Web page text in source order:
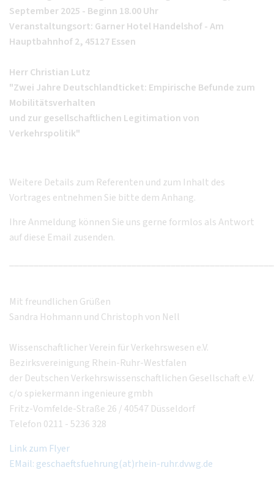
September 2025 - Beginn 18.00 Uhr
Veranstaltungsort: Garner Hotel Handelshof - Am
Hauptbahnhof 2, 45127 Essen
Herr Christian Lutz
"Zwei Jahre Deutschlandticket: Empirische Befunde zum
Mobilitätsverhalten
und zur gesellschaftlichen Legitimation von
Verkehrspolitik"
Weitere Details zum Referenten und zum Inhalt des
Vortrages entnehmen Sie bitte dem Anhang.
Ihre Anmeldung können Sie uns gerne formlos als Antwort
auf diese Email zusenden.
Mit freundlichen Grüßen
Sandra Hohmann und Christoph von Nell
Wissenschaftlicher Verein für Verkehrswesen e.V.
Bezirksvereinigung Rhein-Ruhr-Westfalen
der Deutschen Verkehrswissenschaftlichen Gesellschaft e.V.
c/o spiekermann ingenieure gmbh
Fritz-Vomfelde-Straße 26 / 40547 Düsseldorf
Telefon 0211 - 5236 328
Link zum Flyer
EMail: geschaeftsfuehrung(at)rhein-ruhr.dvwg.de